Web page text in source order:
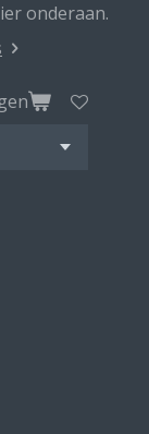
onderaan.